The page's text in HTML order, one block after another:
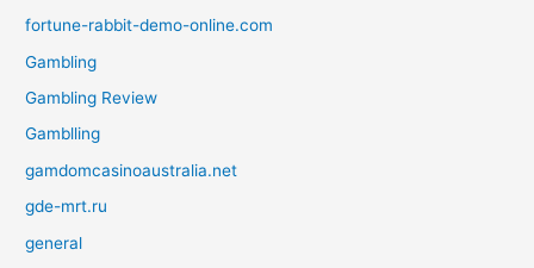
fortune-rabbit-demo-online.com
Gambling
Gambling Review
Gamblling
gamdomcasinoaustralia.net
gde-mrt.ru
general